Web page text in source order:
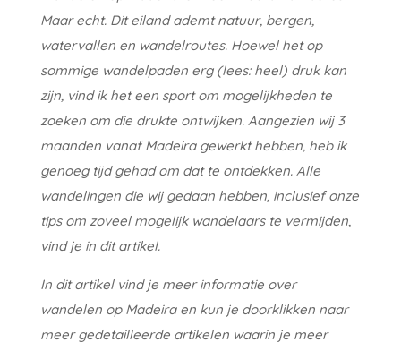
Maar echt. Dit eiland ademt natuur, bergen,
watervallen en wandelroutes. Hoewel het op
sommige wandelpaden erg (lees: heel) druk kan
zijn, vind ik het een sport om mogelijkheden te
zoeken om die drukte ontwijken. Aangezien wij 3
maanden vanaf Madeira gewerkt hebben, heb ik
genoeg tijd gehad om dat te ontdekken. Alle
wandelingen die wij gedaan hebben, inclusief onze
tips om zoveel mogelijk wandelaars te vermijden,
vind je in dit artikel.
In dit artikel vind je meer informatie over
wandelen op Madeira en kun je doorklikken naar
meer gedetailleerde artikelen waarin je meer